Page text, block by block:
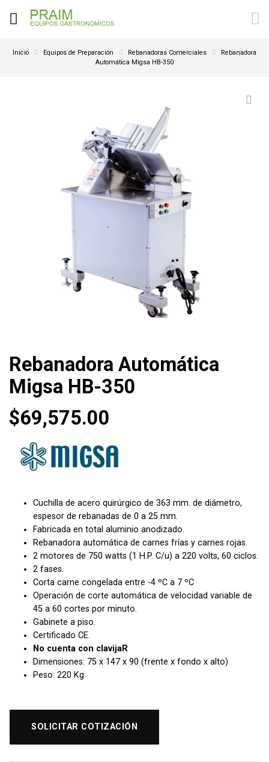
Inicio Equipos de Preparación Rebanadoras Comerciales
Rebanadora
Automática Migsa HB-350
Rebanadora Automática
Migsa HB-350
$69,575.00
Cuchilla de acero quirúrgico de 363 mm. de diámetro,
espesor de rebanadas de 0 a 25 mm.
Fabricada en total aluminio anodizado.
Rebanadora automática de carnes frías y carnes rojas.
2 motores de 750 watts (1 H.P. C/u) a 220 volts, 60 ciclos.
2 fases.
Corta carne congelada entre -4 ºC a 7 ºC
Operación de corte automática de velocidad variable de
45 a 60 cortes por minuto.
Gabinete a piso.
Certificado CE.
No cuenta con clavijaR
Dimensiones: 75 x 147 x 90 (frente x fondo x alto)
Peso: 220 Kg
SOLICITAR COTIZACIÓN